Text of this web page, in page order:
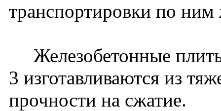
транспортировки по
Железобетонные
3 изготавливаются из
прочности на сжатие.